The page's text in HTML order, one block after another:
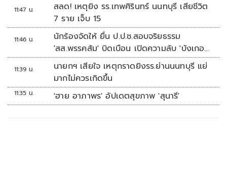
11:47 น.
สลด! เหตุยิง รร.เทพศิรินทร์ นนทบุรี เสียชีวิต
7 ราย เจ็บ 15
11:46 น.
นักร้องจัดให้ ยื่น ป.ป.ช.สอบจริยธรรม
'สส.พรรคส้ม' บิดเบือน เปิดความลับ 'บังเกอร์
ทหาร'
11:39 น.
นายกฯ เสียใจ เหตุกราดยิงรร.ย่านนนทบุรี แย่
มากไม่ควรเกิดขึ้น
11:35 น. 'ฮาย อาภาพร' อัปเดตสุขภาพ 'สุนารี'